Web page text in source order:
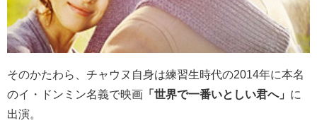
そのかたわら、チャウヌ自身は練習生時代の2014年に本名
のイ・ドンミン名義で映画 「世界で一番いとしい君へ」 に
出演。